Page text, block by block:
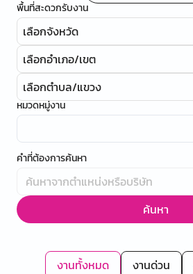
พื้นที่สะดวกรับงาน
เลือกจังหวัด
เลือกอำเภอ/เขต
เลือกตำบล/แขวง
หมวดหมู่งาน
คำที่ต้องการค้นหา
ค้นหา
งานทั้งหมด งานด่วน